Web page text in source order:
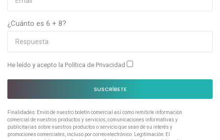
¿Cuánto es 6 + 8?
He leído y acepto la Política de Privacidad
SUSCRÍBETE
Finalidades: Envío de nuestro boletín comercial así como remitirle información
comercial de nuestros productos y servicios, comunicaciones informativas y
publicitarias sobre nuestros productos o servicio que sean de su interés y
promociones comerciales, incluso por correo electrónico. Legitimación: El